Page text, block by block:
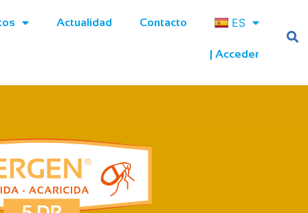
Actualidad Contacto ES
| Acceder